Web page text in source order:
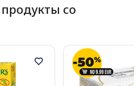
со